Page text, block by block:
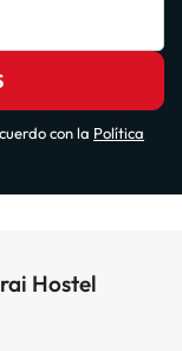
con la Política
Hostel